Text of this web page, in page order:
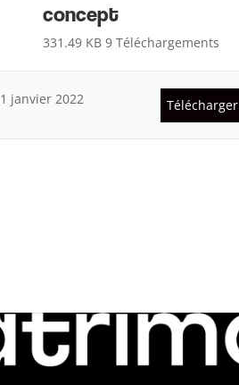
concept
331.49 KB 9 Téléchargements
1 janvier 2022 Télécharger